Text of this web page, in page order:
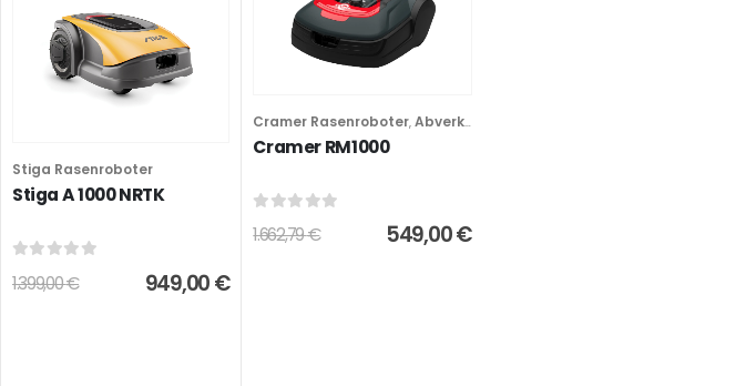
Stiga Rasenroboter
Stiga A 1000 NRTK
1.399,00€ 949,00€
Cramer Rasenroboter,Abverkauf
Cramer RM1000
1.662,79€ 549,00€